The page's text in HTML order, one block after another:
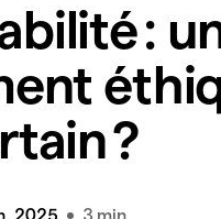
:
?
2025 3 min